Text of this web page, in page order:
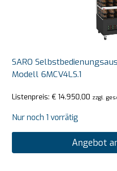
SARO
Modell 6MCV4LS.1
Listenpreis: € 14.950,00 zzgl.
Nur noch 1 vorrätig
Angebot